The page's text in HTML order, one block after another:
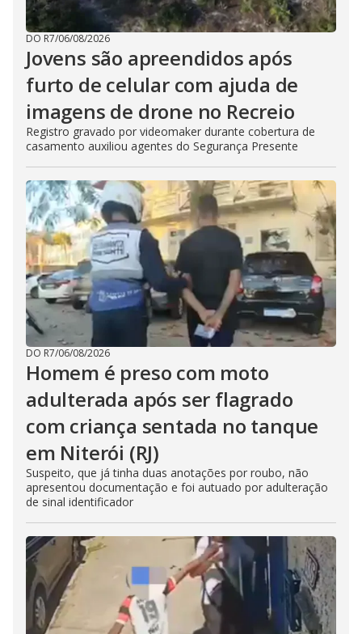
DO R7/06/08/2026
Jovens são apreendidos após
furto de celular com ajuda de
imagens de drone no Recreio
Registro gravado por videomaker durante cobertura de
casamento auxiliou agentes do Segurança Presente
DO R7/06/08/2026
Homem é preso com moto
adulterada após ser flagrado
com criança sentada no tanque
em Niterói (RJ)
Suspeito, que já tinha duas anotações por roubo, não
apresentou documentação e foi autuado por adulteração
de sinal identificador